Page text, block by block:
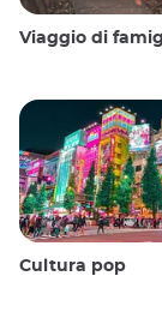
Viaggio di
Cultura pop